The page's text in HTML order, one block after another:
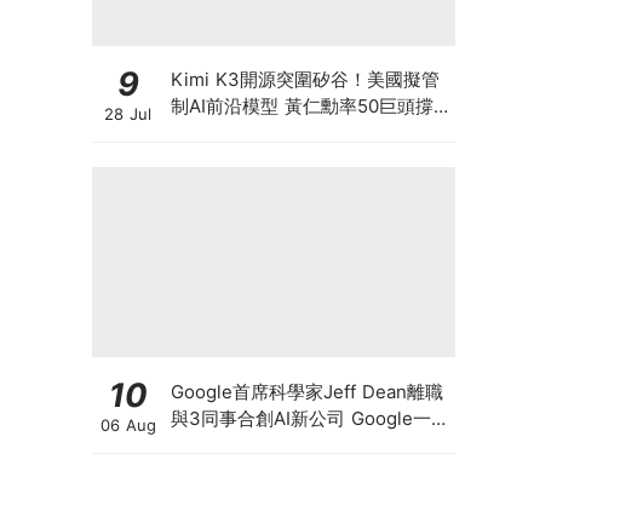
9
28 Jul
Kimi K3開源突圍矽谷！美國擬管
制AI前沿模型 黃仁勳率50巨頭撐
10
06 Aug
Google首席科學家Jeff Dean離職
與3同事合創AI新公司 Google一夜